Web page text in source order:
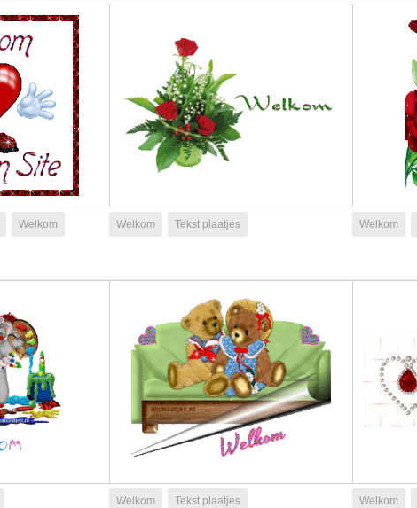
Welkom Welkom Tekst plaatjes Welkom
Welkom Tekst plaatjes Welkom